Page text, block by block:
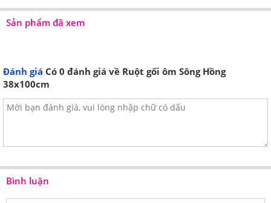
Sản phẩm đã xem
Đánh giá Có 0 đánh giá về Ruột gối ôm Sông Hồng
38x100cm
Bình luận